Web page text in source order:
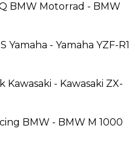
BMW Motorrad - BMW
Yamaha - Yamaha YZF-R1
Kawasaki - Kawasaki ZX-
BMW - BMW M 1000